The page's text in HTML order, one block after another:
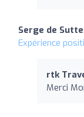
Serge de
Expérience
rtk
Merci